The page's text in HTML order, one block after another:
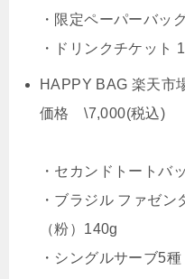
・限定ペーパーバッ
・ドリンクチケット
HAPPY BAG 楽天市
価格 \7,000(税込)
・セカンドトートバ
・ブラジル ファゼ
（粉）140g
・シングルサーブ5